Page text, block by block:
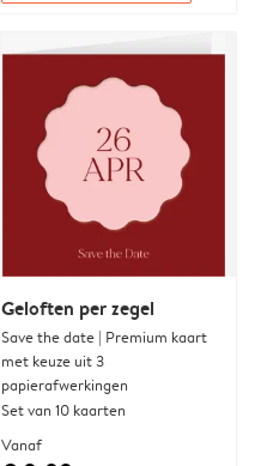
Geloften per zegel
Save the date | Premium kaart
met keuze uit 3
papierafwerkingen
Set van 10 kaarten
Vanaf